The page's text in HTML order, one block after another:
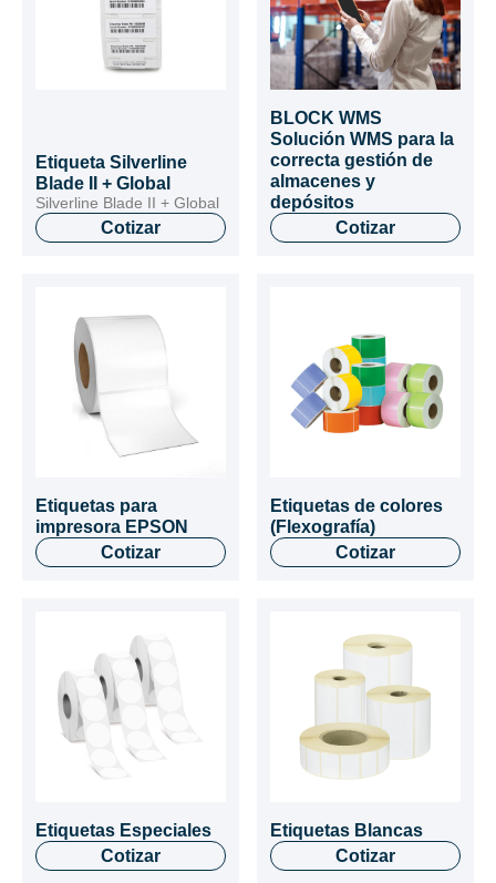
Etiqueta Silverline
Blade II + Global
Silverline Blade II + Global
Cotizar
BLOCK WMS
Solución WMS para la
correcta gestión de
almacenes y
depósitos
Cotizar
Etiquetas para
impresora EPSON
Cotizar
Etiquetas de colores
(Flexografía)
Cotizar
Etiquetas Especiales
Cotizar
Etiquetas Blancas
Cotizar